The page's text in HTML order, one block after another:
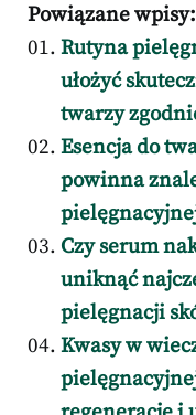
Powiązane wpisy:
Rutyna
ułożyć
twarzy
Esencja do
powinna
Czy serum
uniknąć
pielęgnacji
Kwasy w